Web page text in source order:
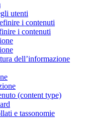
utenti
i contenuti
i contenuti
dell’informazione
(content type)
e tassonomie